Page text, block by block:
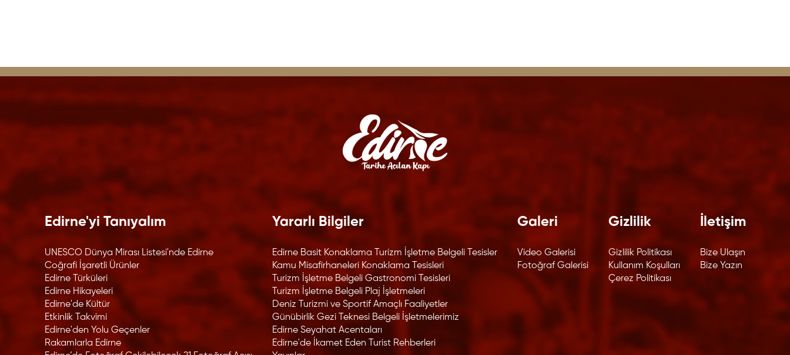
Edirne'yi Tanıyalım
UNESCO Dünya Mirası Listesi'nde Edirne
Coğrafi İşaretli Ürünler
Edirne Türküleri
Edirne Hikayeleri
Edirne'de Kültür
Etkinlik Takvimi
Edirne'den Yolu Geçenler
Rakamlarla Edirne
Yararlı Bilgiler
Edirne Basit Konaklama Turizm İşletme Belgeli Tesisler
Kamu Misafirhaneleri Konaklama Tesisleri
Turizm İşletme Belgeli Gastronomi Tesisleri
Turizm İşletme Belgeli Plaj İşletmeleri
Deniz Turizmi ve Sportif Amaçlı Faaliyetler
Günübirlik Gezi Teknesi Belgeli İşletmelerimiz
Edirne Seyahat Acentaları
Edirne'de İkamet Eden Turist Rehberleri
Galeri
Video Galerisi
Fotoğraf Galerisi
Gizlilik
Gizlilik Politikası
Kullanım Koşulları
Çerez Politikası
İletişim
Bize Ulaşın
Bize Yazın